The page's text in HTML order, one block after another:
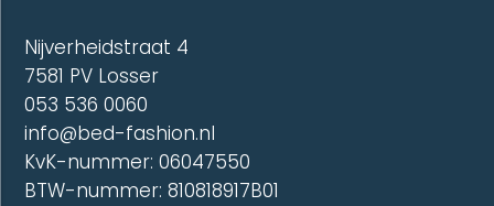
Nijverheidstraat 4
7581 PV Losser
053 536 0060
info@bed-fashion.nl
KvK-nummer: 06047550
BTW-nummer: 810818917B01